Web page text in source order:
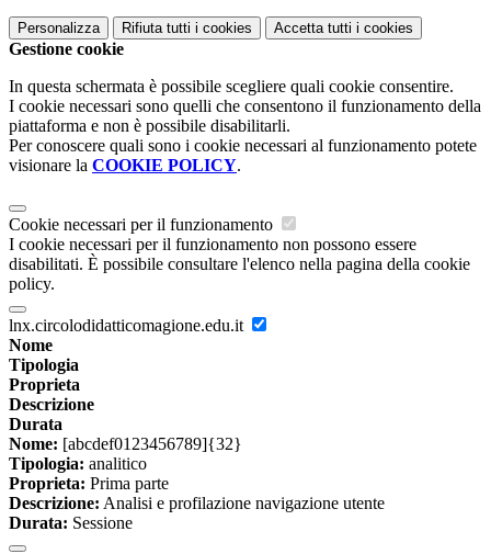
Personalizza Rifiuta tutti i cookies Accetta tutti i cookies
Gestione cookie
In questa schermata è possibile scegliere quali cookie consentire.
I cookie necessari sono quelli che consentono il funzionamento della
piattaforma e non è possibile disabilitarli.
Per conoscere quali sono i cookie necessari al funzionamento potete
visionare la COOKIE POLICY.
Cookie necessari per il funzionamento
I cookie necessari per il funzionamento non possono essere
disabilitati. È possibile consultare l'elenco nella pagina della cookie
policy.
lnx.circolodidatticomagione.edu.it
Nome
Tipologia
Proprieta
Descrizione
Durata
Nome: [abcdef0123456789]{32}
Tipologia: analitico
Proprieta: Prima parte
Descrizione: Analisi e profilazione navigazione utente
Durata: Sessione